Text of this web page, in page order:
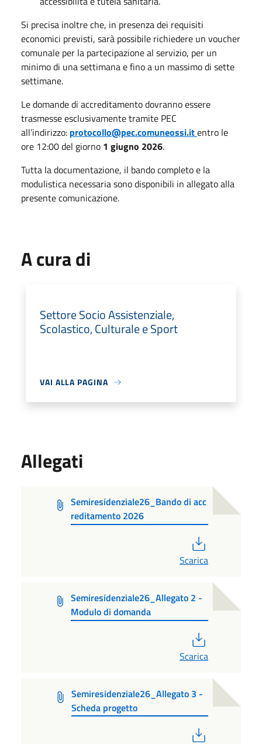
Si precisa inoltre che, in presenza dei requisiti
economici previsti, sarà possibile richiedere un voucher
comunale per la partecipazione al servizio, per un
minimo di una settimana e fino a un massimo di sette
settimane.
Le domande di accreditamento dovranno essere
trasmesse esclusivamente tramite PEC
all’indirizzo: protocollo@pec.comuneossi.itentro le
ore 12:00 del giorno 1 giugno 2026.
Tutta la documentazione, il bando completo e la
modulistica necessaria sono disponibili in allegato alla
presente comunicazione.
A cura di
Settore Socio Assistenziale,
Scolastico, Culturale e Sport
VAI ALLA PAGINA
Allegati
Semiresidenziale26_Bando di acc
reditamento 2026
Scarica
Semiresidenziale26_Allegato 2 -
Modulo di domanda
Scarica
Semiresidenziale26_Allegato 3 -
Scheda progetto